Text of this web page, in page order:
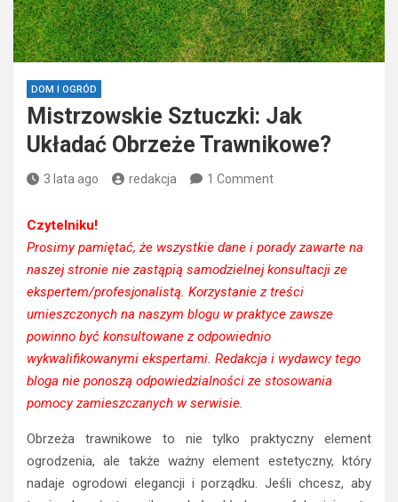
DOM I OGRÓD
Mistrzowskie Sztuczki: Jak
Układać Obrzeże Trawnikowe?
3 lata ago redakcja 1 Comment
Czytelniku!
Prosimy pamiętać, że wszystkie dane i porady zawarte na
naszej stronie nie zastąpią samodzielnej konsultacji ze
ekspertem/profesjonalistą. Korzystanie z treści
umieszczonych na naszym blogu w praktyce zawsze
powinno być konsultowane z odpowiednio
wykwalifikowanymi ekspertami. Redakcja i wydawcy tego
bloga nie ponoszą odpowiedzialności ze stosowania
pomocy zamieszczanych w serwisie.
Obrzeża trawnikowe to nie tylko praktyczny element
ogrodzenia, ale także ważny element estetyczny, który
nadaje ogrodowi elegancji i porządku. Jeśli chcesz, aby